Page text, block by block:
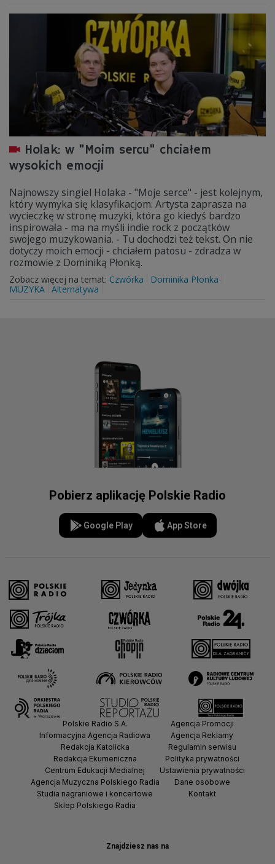
Holak: w "Moim sercu" chciałem
wysokich emocji
Najnowszy singiel Holaka - "Moje serce" - jest kolejnym,
który wymyka się klasyfikacjom. Artysta zaprasza na
wycieczkę w stronę muzyki, która go kiedyś bardzo
inspirowała - ma na myśli indie rock z początków
swojego muzykowania. - Tu dochodzi też tekst. On nie
dotyczy moich emocji - chciałem patosu - zdradza w
rozmowie z Dominiką Płonką.
Zobacz więcej na temat: Czwórka
Dominika Płonka
MUZYKA Alternatywa
Pobierz aplikację Polskie Radio
Google Play App Store
Znajdziesz nas na
Polskie Radio S.A.
Informacyjna Agencja Radiowa
Redakcja Katolicka
Redakcja Ekumeniczna
Centrum Edukacji Medialnej
Agencja Muzyczna Polskiego Radia
Studia nagraniowe i koncertowe
Sklep Polskiego Radia
Agencja Promocji
Agencja Reklamy
Regulamin serwisu
Polityka prywatności
Ustawienia prywatności
Dane osobowe
Kontakt